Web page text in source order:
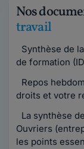
Nos
travail
Synthèse de
de formation
Repos
droits et votre
La synthèse
Ouvriers
les points